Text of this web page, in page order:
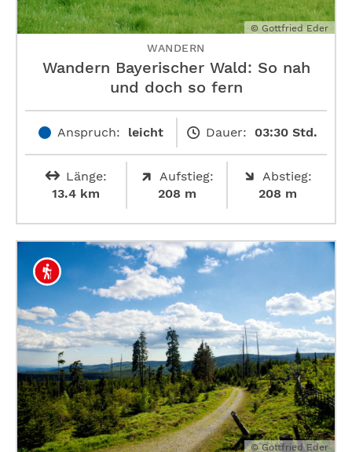
© Gottfried Eder
WANDERN
Wandern Bayerischer Wald: So nah
und doch so fern
Anspruch: leicht Dauer: 03:30 Std.
Länge:
13.4 km
Aufstieg:
208 m
Abstieg:
208 m
© Gottfried Eder